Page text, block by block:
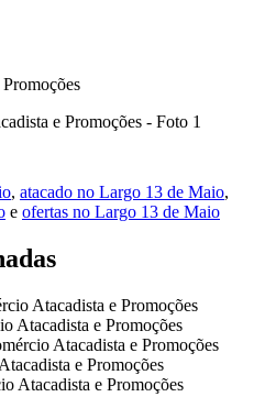
, atacado no Largo 13 de Maio,
e ofertas no Largo 13 de Maio
Atacadista e Promoções
Atacadista e Promoções
Atacadista e Promoções
e Promoções
Atacadista e Promoções